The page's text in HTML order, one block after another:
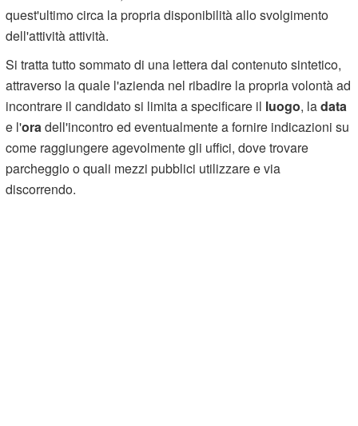
quest'ultimo circa la propria disponibilità allo svolgimento
dell'attività attività.
Si tratta tutto sommato di una lettera dal contenuto sintetico,
attraverso la quale l'azienda nel ribadire la propria volontà ad
incontrare il candidato si limita a specificare il luogo, ladata
e l'ora dell'incontro ed eventualmente a fornire indicazioni su
come raggiungere agevolmente gli uffici, dove trovare
parcheggio o quali mezzi pubblici utilizzare e via
discorrendo.